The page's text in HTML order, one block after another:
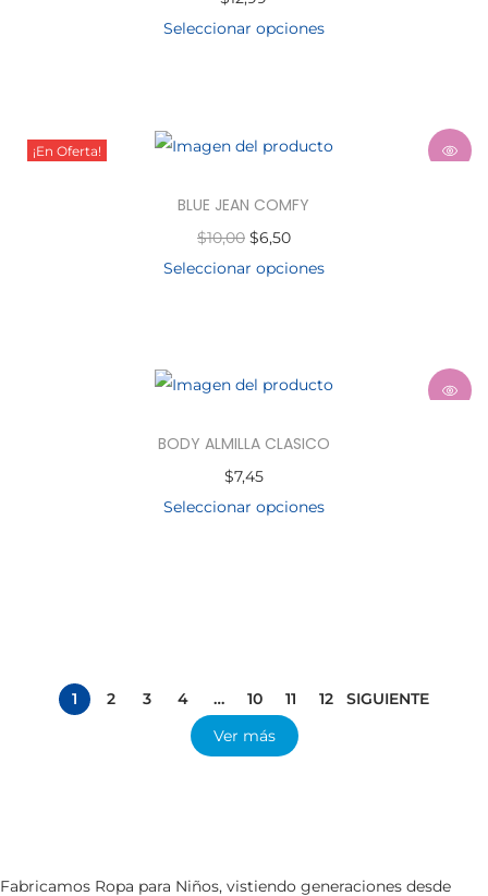
Seleccionar opciones
¡En Oferta!
BLUE JEAN COMFY
$10,00 $6,50
Seleccionar opciones
BODY ALMILLA CLASICO
$7,45
Seleccionar opciones
1 2 3 4 … 10 11 12
SIGUIENTE
Ver más
Fabricamos Ropa para Niños, vistiendo generaciones desde